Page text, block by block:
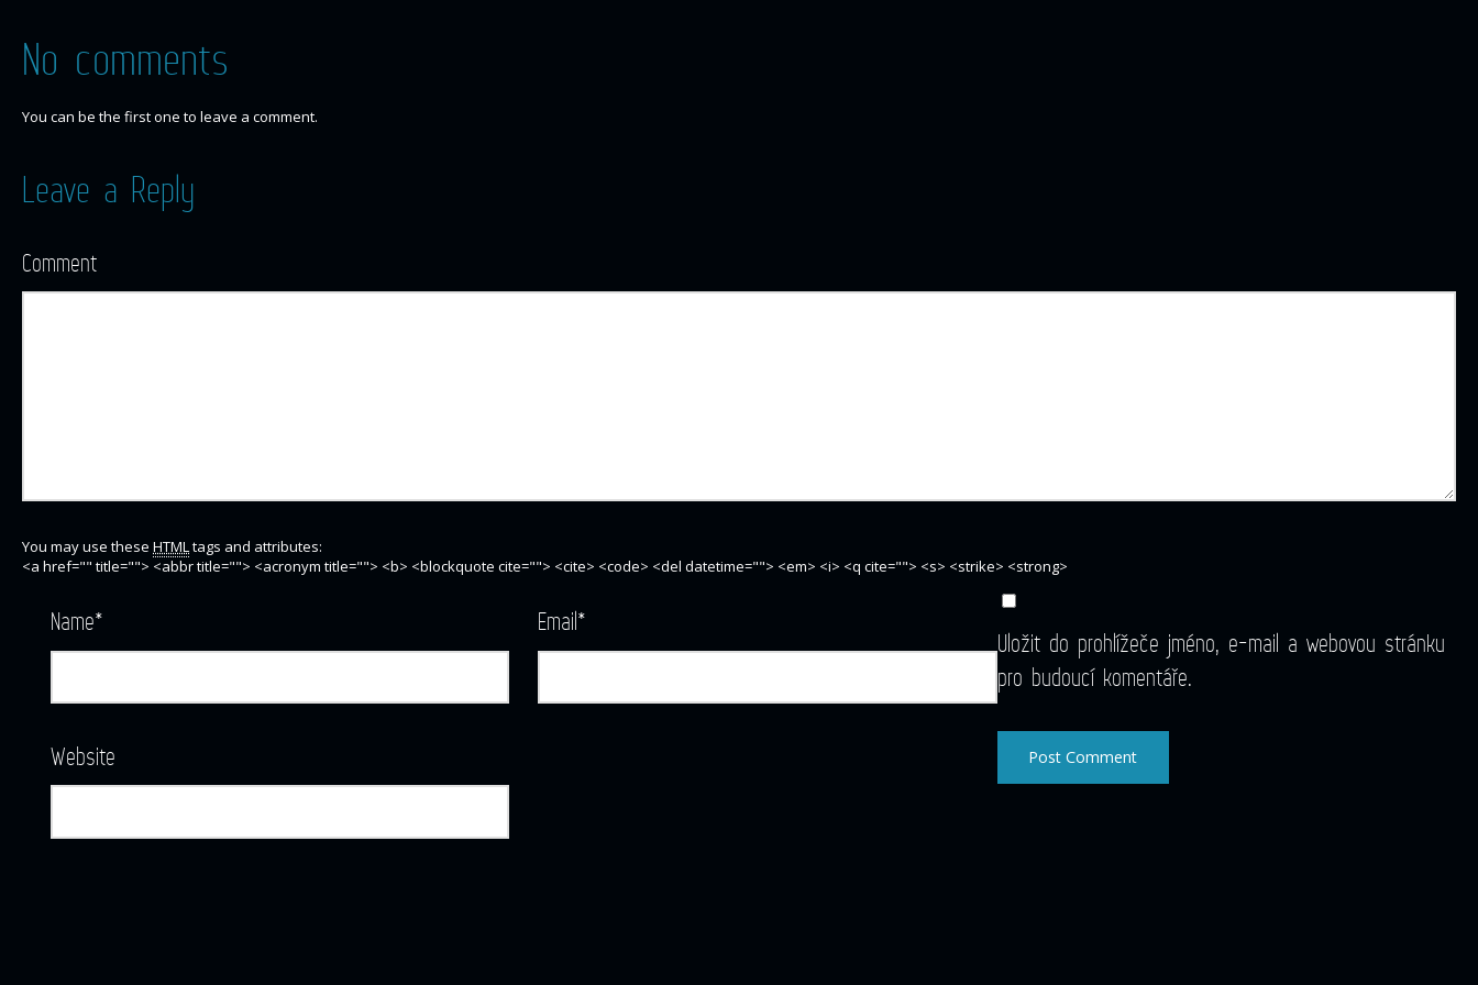
No comments
You can be the first one to leave a comment.
Leave a Reply
Comment
You may use these HTMLtags and attributes:
<a href="" title=""> <abbr title=""> <acronym title=""> <b> <blockquote cite=""> <cite> <code> <del datetime=""> <em> <i> <q cite=""> <s> <strike> <strong>
Name* Email*
Website
Uložit do prohlížeče jméno, e-mail a webovou stránku
pro budoucí komentáře.